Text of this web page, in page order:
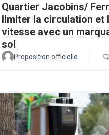
Quartier Jacobins/
limiter la circulation et
vitesse avec un
sol
Proposition officielle